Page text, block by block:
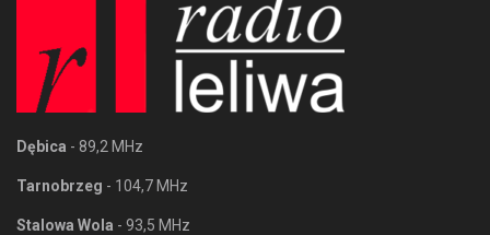
Dębica - 89,2 MHz
Tarnobrzeg - 104,7 MHz
Stalowa Wola - 93,5 MHz